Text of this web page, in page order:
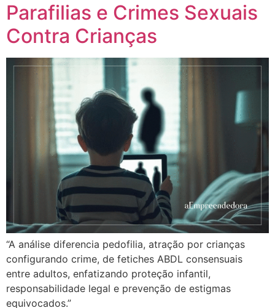
Parafilias e Crimes Sexuais
Contra Crianças
“A análise diferencia pedofilia, atração por crianças
configurando crime, de fetiches ABDL consensuais
entre adultos, enfatizando proteção infantil,
responsabilidade legal e prevenção de estigmas
equivocados.”